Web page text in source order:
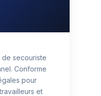
de secouriste
Conforme
pour
et